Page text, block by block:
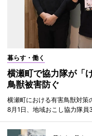
暮らす・働く
横瀬町で協力隊が「
鳥獣被害防ぐ
横瀬町における有害鳥獣対策
8月1日、地域おこし協力隊員